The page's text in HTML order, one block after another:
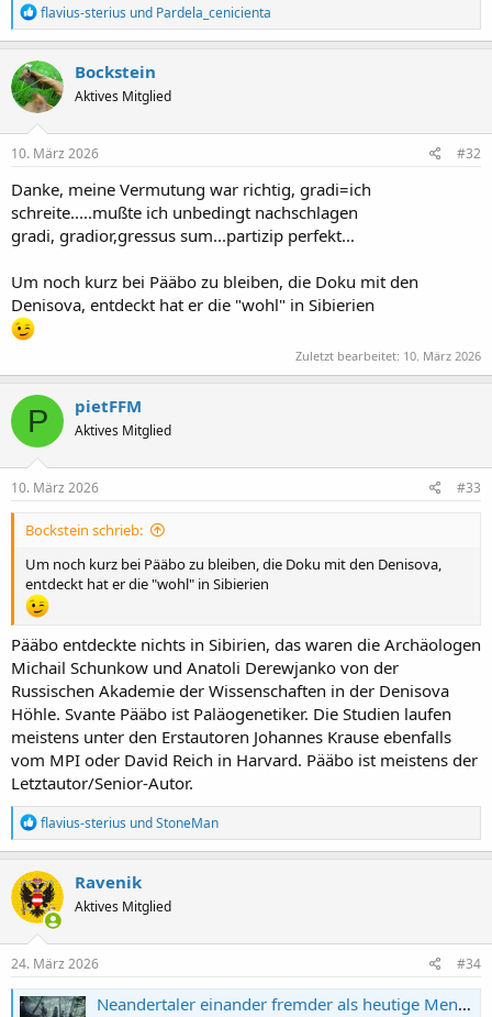
R
e
a
k
t
i
o
n
e
:
flavius-sterius und Pardela_cenicienta
Bockstein
Aktives Mitglied
10. März 2026 #32
Danke, meine Vermutung war richtig, gradi=ich
schreite.....mußte ich unbedingt nachschlagen
gradi, gradior,gressus sum...partizip perfekt...
Um noch kurz bei Pääbo zu bleiben, die Doku mit den
Denisova, entdeckt hat er die "wohl" in Sibierien
Zuletzt bearbeitet: 10. März 2026
P pietFFM
Aktives Mitglied
10. März 2026 #33
Bockstein schrieb:
Um noch kurz bei Pääbo zu bleiben, die Doku mit den Denisova,
entdeckt hat er die "wohl" in Sibierien
Pääbo entdeckte nichts in Sibirien, das waren die Archäologen
Michail Schunkow und Anatoli Derewjanko von der
Russischen Akademie der Wissenschaften in der Denisova
Höhle. Svante Pääbo ist Paläogenetiker. Die Studien laufen
meistens unter den Erstautoren Johannes Krause ebenfalls
vom MPI oder David Reich in Harvard. Pääbo ist meistens der
Letztautor/Senior-Autor.
R
e
a
k
t
i
o
n
e
:
flavius-sterius undStoneMan
Ravenik
Aktives Mitglied
24. März 2026 #34
Neandertaler einander fremder als heutige Menschen